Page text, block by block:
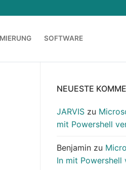
SOFTWARE
NEUESTE
JARVIS zu
mit Powershell
Benjamin zu
In mit Powershell